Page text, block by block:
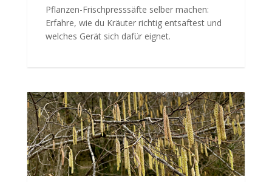
Pflanzen-Frischpresssäfte selber machen:
Erfahre, wie du Kräuter richtig entsaftest und
welches Gerät sich dafür eignet.